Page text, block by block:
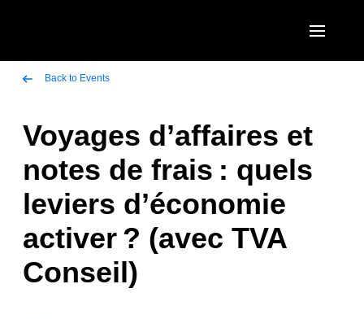
Canada (English)
Canada (Français)
México (Español)
Brasil (Português)
EUROPE
United Kingdom (English)
France (Français)
Deutschland (Deutsch)
ASIA PACIFIC
Australia (English)
India (English)
Back to Events
Voyages d’affaires et
notes de frais : quels
leviers d’économie
activer ? (avec TVA
Conseil)